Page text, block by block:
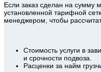
Если заказ сделан на сумму
установленной тарифной
менеджером, чтобы
Стоимость услуги в
и срочности подвоза.
Расценки за найм